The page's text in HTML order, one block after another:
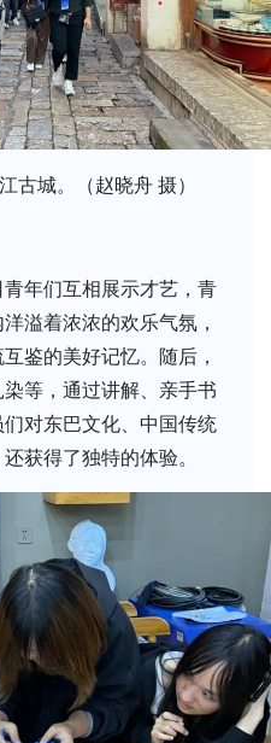
古城。（赵晓舟 摄）
年们互相展示才艺，青
溢着浓浓的欢乐气氛，
鉴的美好记忆。随后，
等，通过讲解、亲手书
对东巴文化、中国传统
获得了独特的体验。